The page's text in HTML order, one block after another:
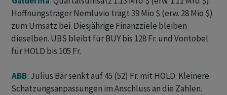
Hoffnungsträger Nemluvio trägt 39 Mio $ (erw. 28 Mio $)
zum Umsatz bei. Diesjährige Finanzziele bleiben
dieselben. UBS bleibt für BUY bis 128 Fr. und Vontobel
für HOLD bis 105 Fr.
ABB: Julius Bär senkt auf 45 (52) Fr. mit HOLD. Kleinere
Schätzungsanpassungen im Anschluss an die Zahlen.